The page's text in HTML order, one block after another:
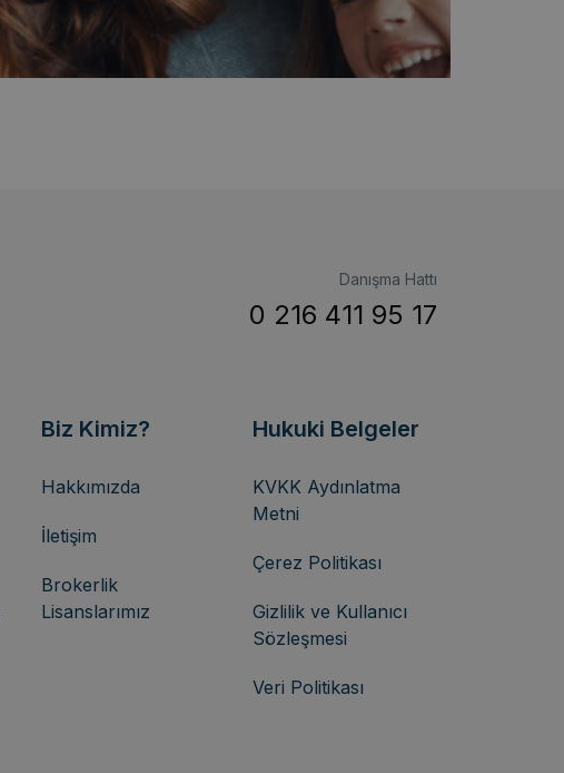
Danışma Hattı
0 216 411 95 17
Biz Kimiz?
Hakkımızda
İletişim
Brokerlik
Lisanslarımız
Hukuki Belgeler
KVKK Aydınlatma
Metni
Çerez Politikası
Gizlilik ve Kullanıcı
Sözleşmesi
Veri Politikası